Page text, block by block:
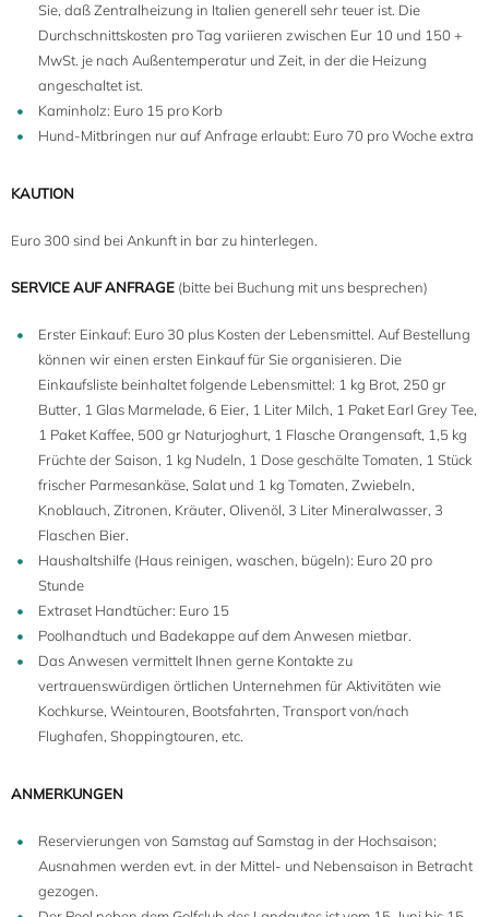
4
Sie, daß Zentralheizung in Italien generell sehr teuer ist. Die
Durchschnittskosten pro Tag variieren zwischen Eur 10 und 150 +
MwSt. je nach Außentemperatur und Zeit, in der die Heizung
angeschaltet ist.
Kaminholz: Euro 15 pro Korb
Hund-Mitbringen nur auf Anfrage erlaubt: Euro 70 pro Woche extra
KAUTION
Euro 300 sind bei Ankunft in bar zu hinterlegen.
SERVICE AUF ANFRAGE (bitte bei Buchung mit uns besprechen)
Erster Einkauf: Euro 30 plus Kosten der Lebensmittel. Auf Bestellung
können wir einen ersten Einkauf für Sie organisieren. Die
Einkaufsliste beinhaltet folgende Lebensmittel: 1 kg Brot, 250 gr
Butter, 1 Glas Marmelade, 6 Eier, 1 Liter Milch, 1 Paket Earl Grey Tee,
1 Paket Kaffee, 500 gr Naturjoghurt, 1 Flasche Orangensaft, 1,5 kg
Früchte der Saison, 1 kg Nudeln, 1 Dose geschälte Tomaten, 1 Stück
frischer Parmesankäse, Salat und 1 kg Tomaten, Zwiebeln,
Knoblauch, Zitronen, Kräuter, Olivenöl, 3 Liter Mineralwasser, 3
Flaschen Bier.
Haushaltshilfe (Haus reinigen, waschen, bügeln): Euro 20 pro
Stunde
Extraset Handtücher: Euro 15
Poolhandtuch und Badekappe auf dem Anwesen mietbar.
Das Anwesen vermittelt Ihnen gerne Kontakte zu
vertrauenswürdigen örtlichen Unternehmen für Aktivitäten wie
Kochkurse, Weintouren, Bootsfahrten, Transport von/nach
Flughafen, Shoppingtouren, etc.
ANMERKUNGEN
Reservierungen von Samstag auf Samstag in der Hochsaison;
Ausnahmen werden evt. in der Mittel- und Nebensaison in Betracht
gezogen.